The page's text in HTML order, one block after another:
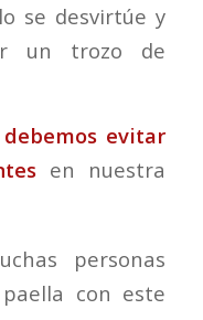
se desvirtúe y
un trozo de
debemos evitar
en nuestra
personas
con este